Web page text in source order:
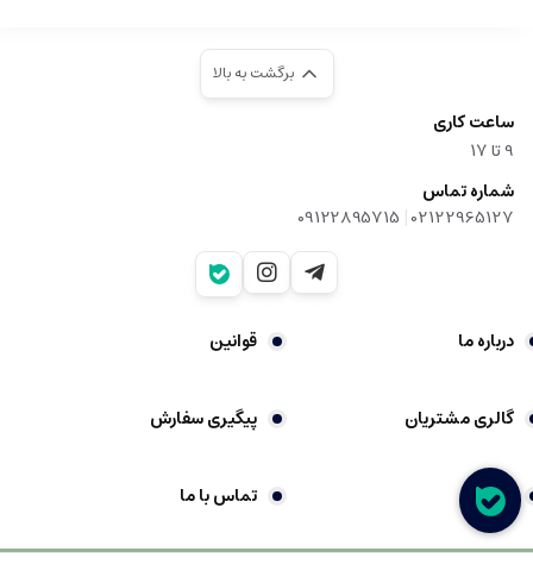
برگشت به بالا
ساعت کاری
9‌ تا ۱۷
شماره تماس
02122965127
|
09122895715
درباره ما قوانین
گالری مشتریان پیگیری سفارش
شکایات تماس با ما